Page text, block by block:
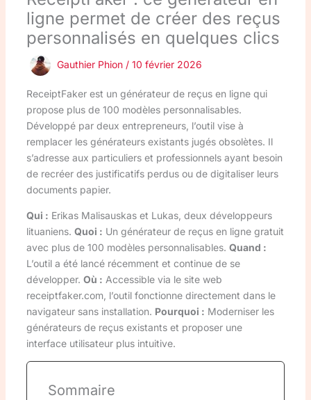
ligne permet de créer des reçus
personnalisés en quelques clics
Gauthier Phion / 10 février 2026
ReceiptFaker est un générateur de reçus en ligne qui
propose plus de 100 modèles personnalisables.
Développé par deux entrepreneurs, l’outil vise à
remplacer les générateurs existants jugés obsolètes. Il
s’adresse aux particuliers et professionnels ayant besoin
de recréer des justificatifs perdus ou de digitaliser leurs
documents papier.
Qui : Erikas Malisauskas et Lukas, deux développeurs
lituaniens. Quoi : Un générateur de reçus en ligne gratuit
avec plus de 100 modèles personnalisables. Quand :
L’outil a été lancé récemment et continue de se
développer. Où : Accessible via le site web
receiptfaker.com, l’outil fonctionne directement dans le
navigateur sans installation. Pourquoi : Moderniser les
générateurs de reçus existants et proposer une
interface utilisateur plus intuitive.
Sommaire